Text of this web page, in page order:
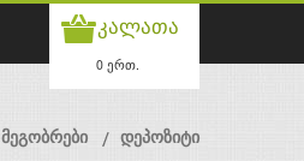
კალათა
0 ერთ.
მეგობრები დეპოზიტი